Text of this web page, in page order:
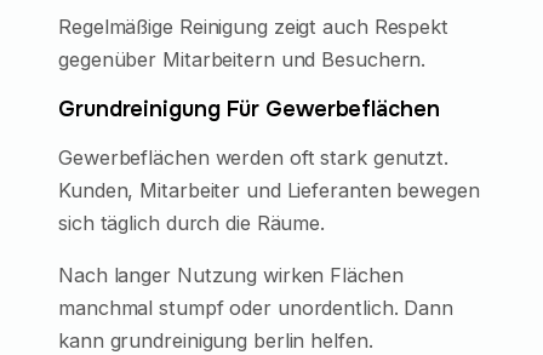
Regelmäßige Reinigung zeigt auch Respekt
gegenüber Mitarbeitern und Besuchern.
Grundreinigung Für Gewerbeflächen
Gewerbeflächen werden oft stark genutzt.
Kunden, Mitarbeiter und Lieferanten bewegen
sich täglich durch die Räume.
Nach langer Nutzung wirken Flächen
manchmal stumpf oder unordentlich. Dann
kann grundreinigung berlin helfen.